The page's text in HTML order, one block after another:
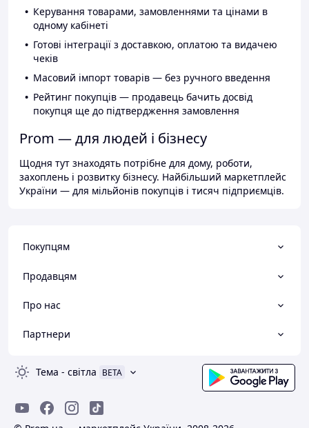
Керування товарами, замовленнями та цінами в
одному кабінеті
Готові інтеграції з доставкою, оплатою та видачею
чеків
Масовий імпорт товарів — без ручного введення
Рейтинг покупців — продавець бачить досвід
покупця ще до підтвердження замовлення
Prom — для людей і бізнесу
Щодня тут знаходять потрібне для дому, роботи,
захоплень і розвитку бізнесу. Найбільший маркетплейс
України — для мільйонів покупців і тисяч підприємців.
Покупцям
Продавцям
Про нас
Партнери
Тема - світла BETA